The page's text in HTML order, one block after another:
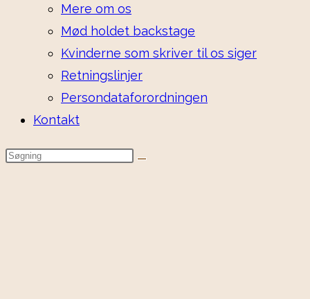
Mere om os
Mød holdet backstage
Kvinderne som skriver til os siger
Retningslinjer
Persondataforordningen
Kontakt